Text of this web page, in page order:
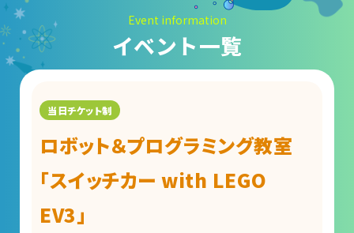
山梨県立科学館について
2026年度の利用はこちら
施設案内
Event information
イベント一覧
ロボット＆プログラミング教室
「スイッチカー with LEGO
EV3」